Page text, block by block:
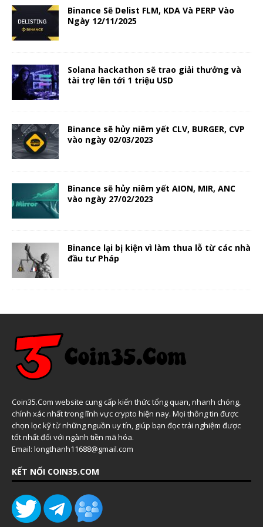
Binance Sẽ Delist FLM, KDA Và PERP Vào
Ngày 12/11/2025
Solana hackathon sẽ trao giải thưởng và
tài trợ lên tới 1 triệu USD
Binance sẽ hủy niêm yết CLV, BURGER, CVP
vào ngày 02/03/2023
Binance sẽ hủy niêm yết AION, MIR, ANC
vào ngày 27/02/2023
Binance lại bị kiện vì làm thua lỗ từ các nhà
đầu tư Pháp
Coin35.Com website cung cấp kiến thức tổng quan, nhanh chóng,
chính xác nhất trong lĩnh vực crypto hiện nay. Mọi thông tin được
chọn lọc kỹ từ những nguồn uy tín, giúp bạn đọc trải nghiệm được
tốt nhất đối với ngành tiền mã hóa.
Email: longthanh11688@gmail.com
KẾT NỐI COIN35.COM